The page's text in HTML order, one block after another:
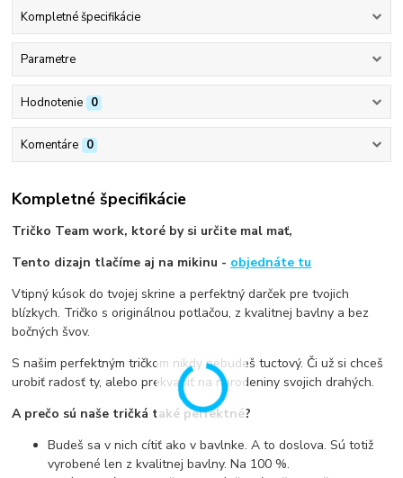
Kompletné špecifikácie
Parametre
Hodnotenie 0
Komentáre 0
Kompletné špecifikácie
Tričko Team work, ktoré by si určite mal mať,
Tento dizajn tlačíme aj na mikinu - objednáte tu
Vtipný kúsok do tvojej skrine a perfektný darček pre tvojich
blízkych. Tričko s originálnou potlačou, z kvalitnej bavlny a bez
bočných švov.
S našim perfektným tričkom nikdy nebudeš tuctový. Či už si chceš
urobiť radosť ty, alebo prekvapiť na narodeniny svojich drahých.
A prečo sú naše tričká také perfektné?
Budeš sa v nich cítiť ako v bavlnke. A to doslova. Sú totiž
vyrobené len z kvalitnej bavlny. Na 100 %.